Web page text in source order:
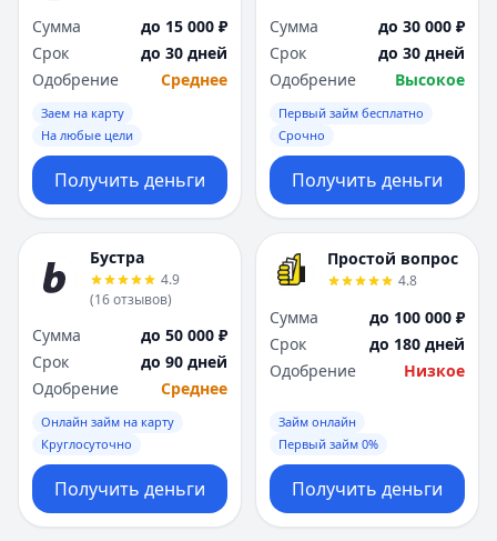
Сумма
до 15 000 ₽
Срок
до 30 дней
Одобрение
Среднее
Заем на карту
На любые цели
Получить деньги
Сумма
до 30 000 ₽
Срок
до 30 дней
Одобрение
Высокое
Первый займ бесплатно
Срочно
Получить деньги
Бустра
4.9
(16отзывов)
Сумма
до 50 000 ₽
Срок
до 90 дней
Одобрение
Среднее
Онлайн займ на карту
Круглосуточно
Получить деньги
Простой вопрос
4.8
Сумма
до 100 000 ₽
Срок
до 180 дней
Одобрение
Низкое
Займ онлайн
Первый займ 0%
Получить деньги